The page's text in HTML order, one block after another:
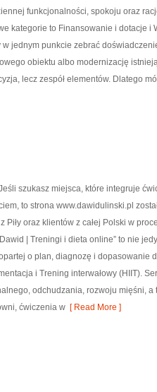
funkcjonalności, spokoju oraz
kategorie to Finansowanie i dotacje i
w jednym punkcie zebrać
obiektu albo modernizację
lecz zespół elementów. Dlatego
szukasz miejsca, które integruje
to strona www.dawidulinski.pl
Piły oraz klientów z całej Polski w
Dawid | Treningi i dieta online” to nie
o plan, diagnozę i dopasowanie
i Trening interwałowy (HIIT).
odchudzania, rozwoju mięśni,
ćwiczenia w [ Read More ]